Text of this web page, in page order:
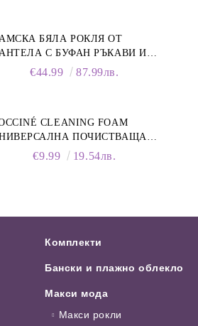
БЯЛА РОКЛЯ ОТ
С БУФАН РЪКАВИ И
€44.99 87.99лв.
CLEANING FOAM
ПОЧИСТВАЩА
ЗА ОБУВКИ, 150 МЛ
€9.99 19.54лв.
Комплекти
Бански и плажно облекло
Макси мода
Макси рокли